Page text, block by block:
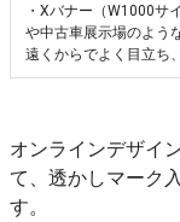
・Xバナー（W1000サ
や中古車展示場のよう
遠くからでよく目立ち
オンラインデザイ
て、透かしマーク
す。